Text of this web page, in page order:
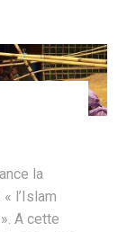
la
l’Islam
A cette